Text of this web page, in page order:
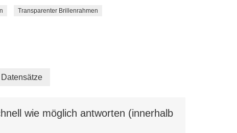
Transparenter Brillenrahmen
Datensätze
wie möglich antworten (innerhalb